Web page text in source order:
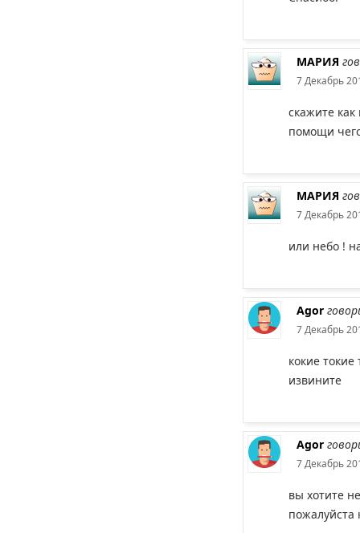
МАРИЯ
7 Декабрь
скажите
помощи
МАРИЯ
7 Декабрь
или небо !
Agor
7 Декабрь
кокие токие
извините
Agor
7 Декабрь
вы хотите
пожалуйста